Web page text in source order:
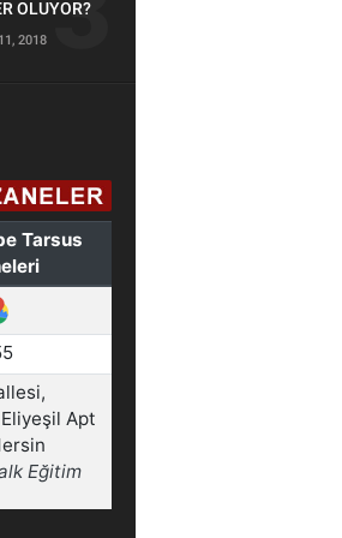
OLUYOR?
2018